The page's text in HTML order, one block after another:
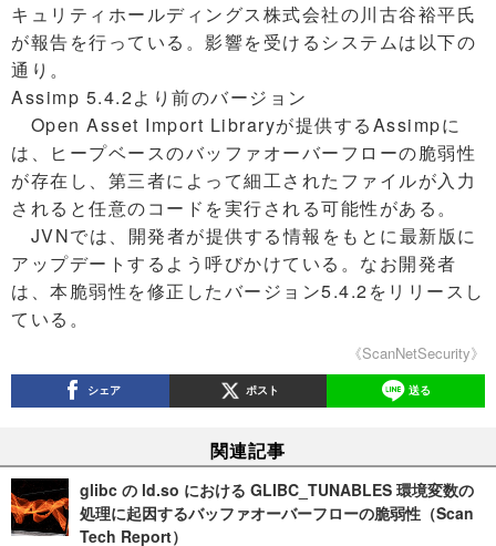
キュリティホールディングス株式会社の川古谷裕平氏
が報告を行っている。影響を受けるシステムは以下の
通り。
Assimp 5.4.2より前のバージョン
Open Asset Import Libraryが提供するAssimpに
は、ヒープベースのバッファオーバーフローの脆弱性
が存在し、第三者によって細工されたファイルが入力
されると任意のコードを実行される可能性がある。
JVNでは、開発者が提供する情報をもとに最新版に
アップデートするよう呼びかけている。なお開発者
は、本脆弱性を修正したバージョン5.4.2をリリースし
ている。
《ScanNetSecurity》
シェア ポスト 送る
関連記事
glibc の ld.so における GLIBC_TUNABLES 環境変数の
処理に起因するバッファオーバーフローの脆弱性（Scan
Tech Report）